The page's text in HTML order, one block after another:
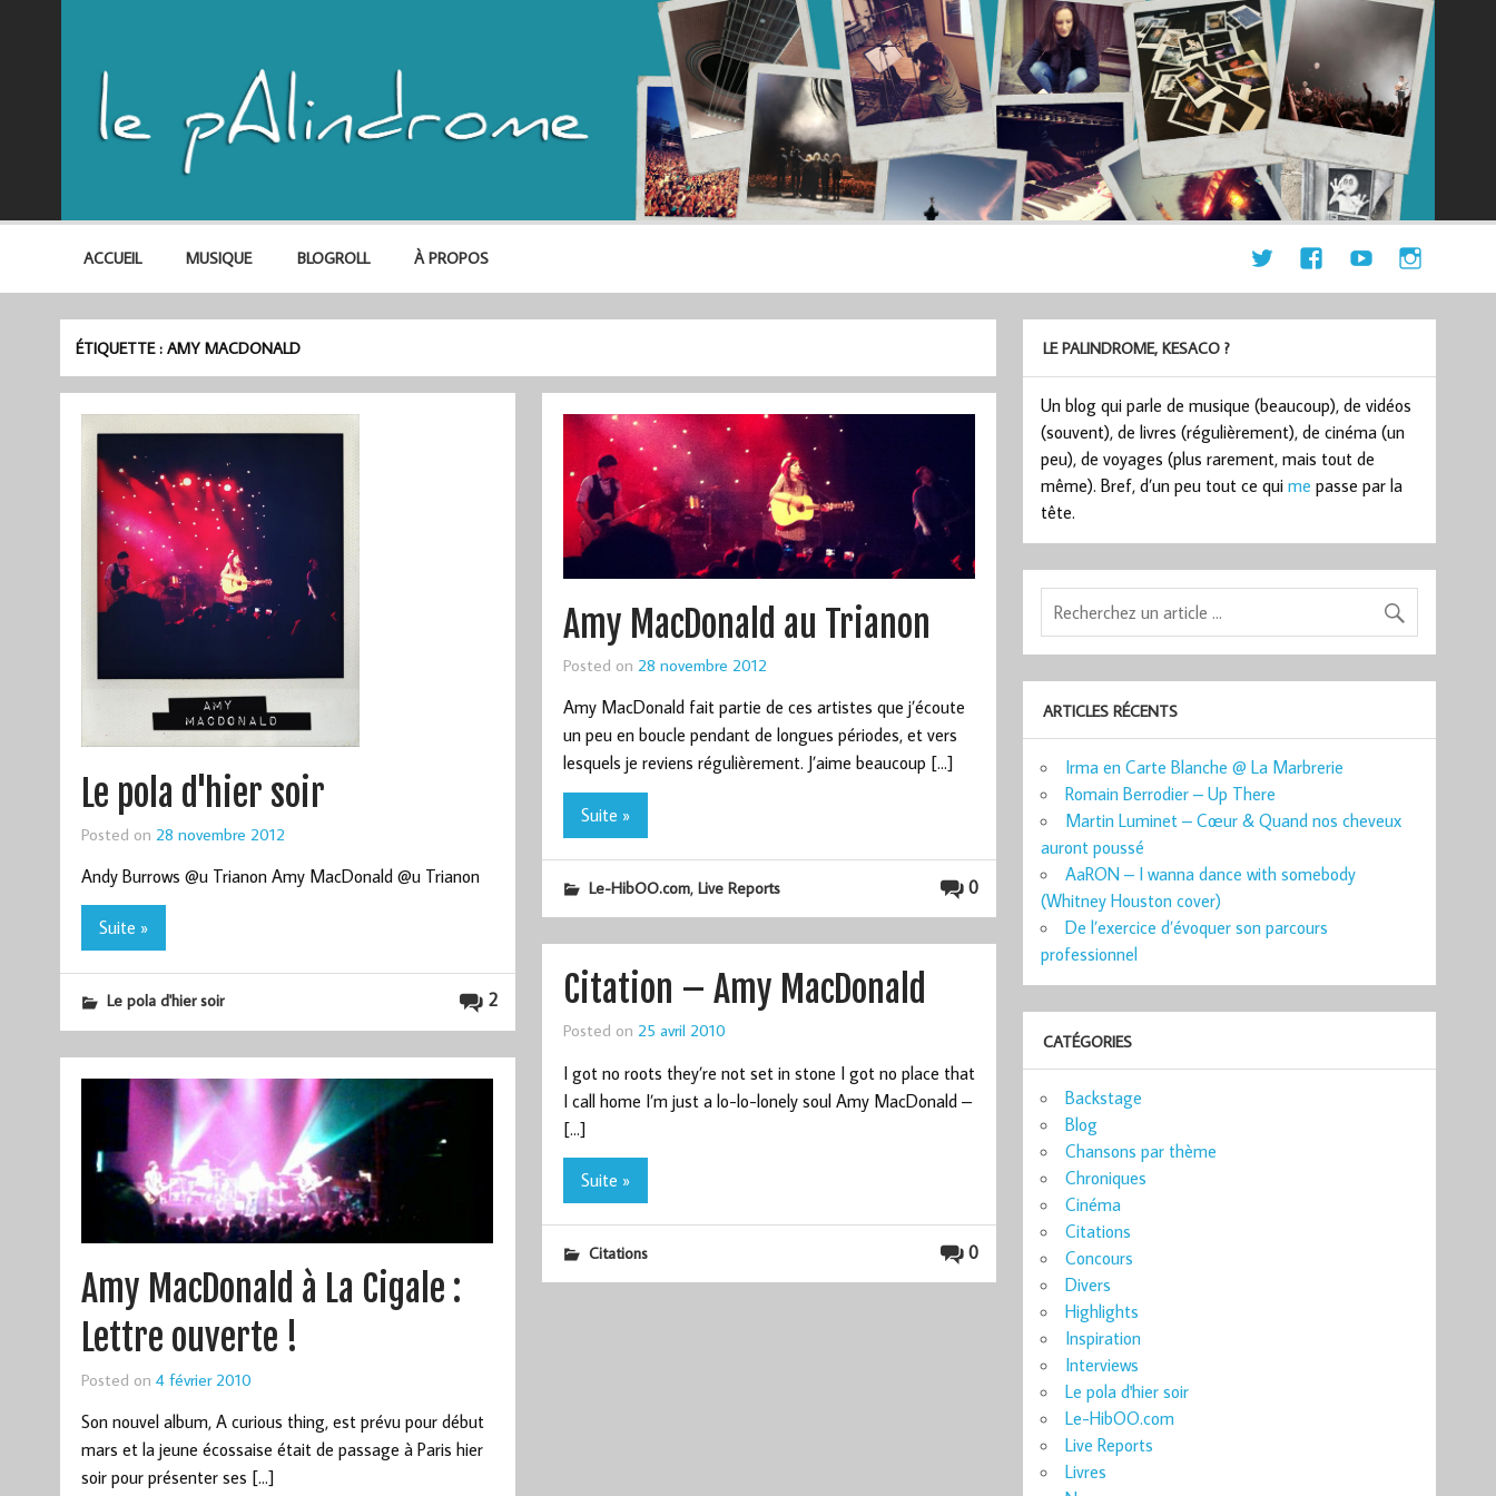
ACCUEIL MUSIQUE BLOGROLL À PROPOS
ÉTIQUETTE :AMY MACDONALD
Le pola d'hier soir
Posted on 28 novembre 2012
Andy Burrows @u Trianon Amy MacDonald @u Trianon
Suite »
2
Le pola d'hier soir
Amy MacDonald au Trianon
Posted on 28 novembre 2012
Amy MacDonald fait partie de ces artistes que j’écoute
un peu en boucle pendant de longues périodes, et vers
lesquels je reviens régulièrement. J’aime beaucoup […]
Suite »
0
Le-HibOO.com, Live Reports
Citation – Amy MacDonald
Posted on 25 avril 2010
I got no roots they’re not set in stone I got no place that
I call home I’m just a lo-lo-lonely soul Amy MacDonald –
[…]
Suite »
0
Citations
Amy MacDonald à La Cigale :
Lettre ouverte !
Posted on 4 février 2010
Son nouvel album, A curious thing, est prévu pour début
mars et la jeune écossaise était de passage à Paris hier
soir pour présenter ses […]
LE PALINDROME, KESACO ?
Un blog qui parle de musique (beaucoup), de vidéos
(souvent), de livres (régulièrement), de cinéma (un
peu), de voyages (plus rarement, mais tout de
même). Bref, d’un peu tout ce quime passe par la
tête.
ARTICLES RÉCENTS
Irma en Carte Blanche @ La Marbrerie
Romain Berrodier – Up There
Martin Luminet – Cœur & Quand nos cheveux
auront poussé
AaRON – I wanna dance with somebody
(Whitney Houston cover)
De l’exercice d’évoquer son parcours
professionnel
CATÉGORIES
Backstage
Blog
Chansons par thème
Chroniques
Cinéma
Citations
Concours
Divers
Highlights
Inspiration
Interviews
Le pola d'hier soir
Le-HibOO.com
Live Reports
Livres